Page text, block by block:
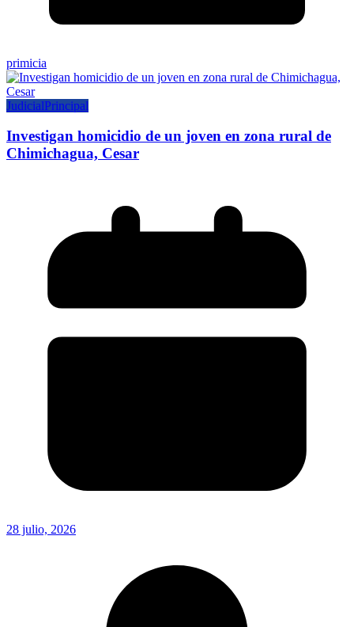
primicia
JudicialPrincipal
Investigan homicidio de un joven en zona rural de
Chimichagua, Cesar
28 julio, 2026